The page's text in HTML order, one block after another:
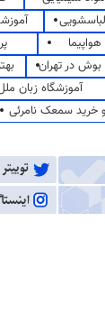
بوش در تهران
آموزشگاه زبان
خرید سمعک نامرئی